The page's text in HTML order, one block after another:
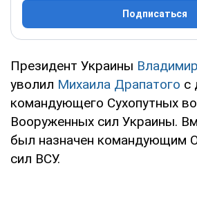
Подписаться
Президент Украины
уволил Михаила Драпатого с
командующего Сухопутных
Вооруженных сил Украины.
был назначен командующим
сил ВСУ.